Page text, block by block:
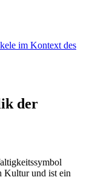
im Kontext ‌des
der⁣
Kultur und ist ein